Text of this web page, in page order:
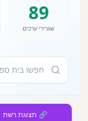
89
שגרירי ערכים
🔗 תצוגת רשת